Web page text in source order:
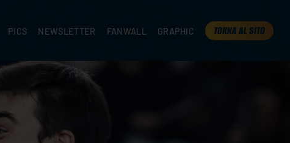
PICS NEWSLETTER FANWALL GRAPHIC TORNA AL SITO